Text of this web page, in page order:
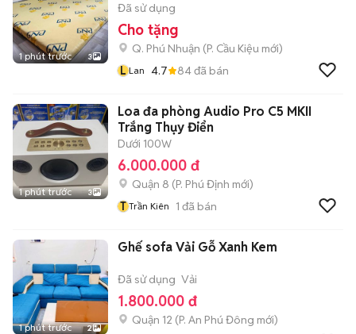
1 phút trước 3
Đã sử dụng
Cho tặng
Q. Phú Nhuận (P. Cầu Kiệu mới)
L Lan 4.7 84đã bán
1 phút trước 3
Loa đa phòng Audio Pro C5 MKII
Trắng Thụy Điển
Dưới 100W
6.000.000 đ
Quận 8 (P. Phú Định mới)
T Trần Kiên 1 đã bán
1 phút trước 2
Ghế sofa Vải Gỗ Xanh Kem
Đã sử dụng Vải
1.800.000 đ
Quận 12 (P. An Phú Đông mới)